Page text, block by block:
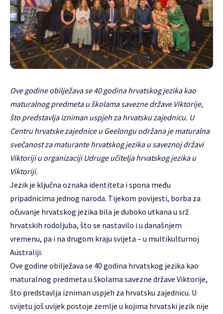
Ove godine obilježava se 40 godina hrvatskog jezika kao
maturalnog predmeta u školama savezne države Viktorije,
što predstavlja izniman uspjeh za hrvatsku zajednicu. U
Centru hrvatske zajednice u Geelongu održana je maturalna
svečanost za maturante hrvatskog jezika u saveznoj državi
Viktoriji u organizaciji Udruge učitelja hrvatskog jezika u
Viktoriji.
Jezik je ključna oznaka identiteta i spona među
pripadnicima jednog naroda. Tijekom povijesti, borba za
očuvanje hrvatskog jezika bila je duboko utkana u srž
hrvatskih rodoljuba, što se nastavilo i u današnjem
vremenu, pa i na drugom kraju svijeta – u multikulturnoj
Australiji.
Ove godine obilježava se 40 godina hrvatskog jezika kao
maturalnog predmeta u školama savezne države Viktorije,
što predstavlja izniman uspjeh za hrvatsku zajednicu. U
svijetu još uvijek postoje zemlje u kojima hrvatski jezik nije